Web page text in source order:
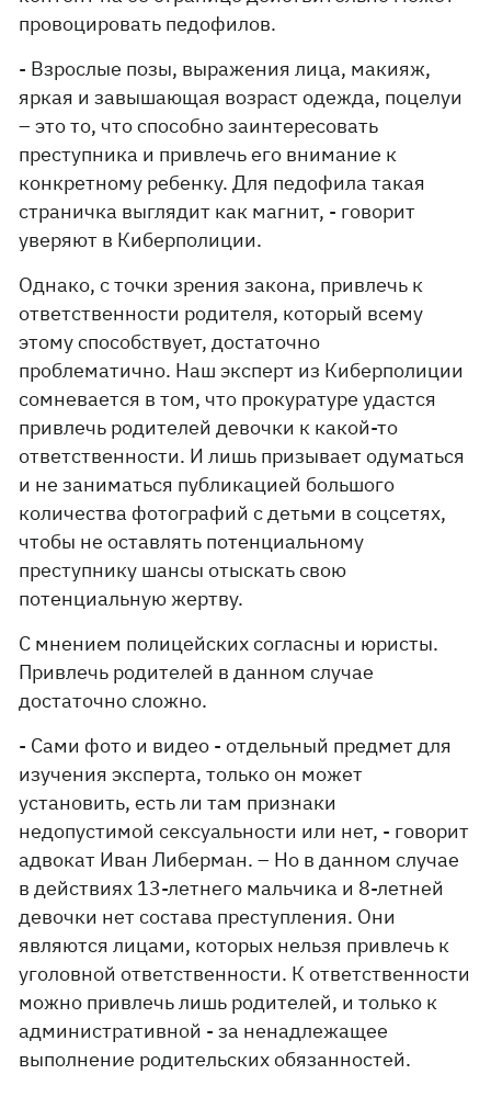
провоцировать педофилов.
- Взрослые позы, выражения лица, макияж,
яркая и завышающая возраст одежда, поцелуи
– это то, что способно заинтересовать
преступника и привлечь его внимание к
конкретному ребенку. Для педофила такая
страничка выглядит как магнит, - говорит
уверяют в Киберполиции.
Однако, с точки зрения закона, привлечь к
ответственности родителя, который всему
этому способствует, достаточно
проблематично. Наш эксперт из Киберполиции
сомневается в том, что прокуратуре удастся
привлечь родителей девочки к какой-то
ответственности. И лишь призывает одуматься
и не заниматься публикацией большого
количества фотографий с детьми в соцсетях,
чтобы не оставлять потенциальному
преступнику шансы отыскать свою
потенциальную жертву.
С мнением полицейских согласны и юристы.
Привлечь родителей в данном случае
достаточно сложно.
- Сами фото и видео - отдельный предмет для
изучения эксперта, только он может
установить, есть ли там признаки
недопустимой сексуальности или нет, - говорит
адвокат Иван Либерман. – Но в данном случае
в действиях 13-летнего мальчика и 8-летней
девочки нет состава преступления. Они
являются лицами, которых нельзя привлечь к
уголовной ответственности. К ответственности
можно привлечь лишь родителей, и только к
административной - за ненадлежащее
выполнение родительских обязанностей.